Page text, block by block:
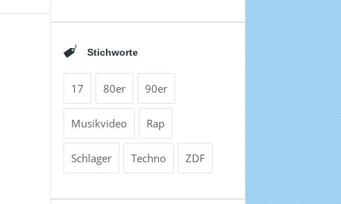
Stichworte
17 80er 90er
Musikvideo Rap
Schlager Techno ZDF